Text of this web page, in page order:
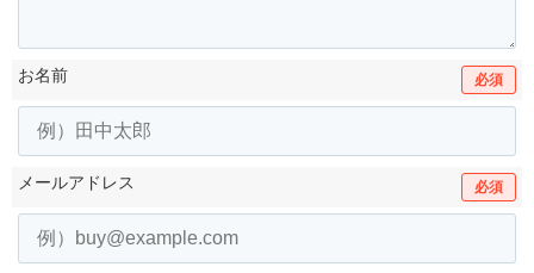
お名前 必須
メールアドレス 必須